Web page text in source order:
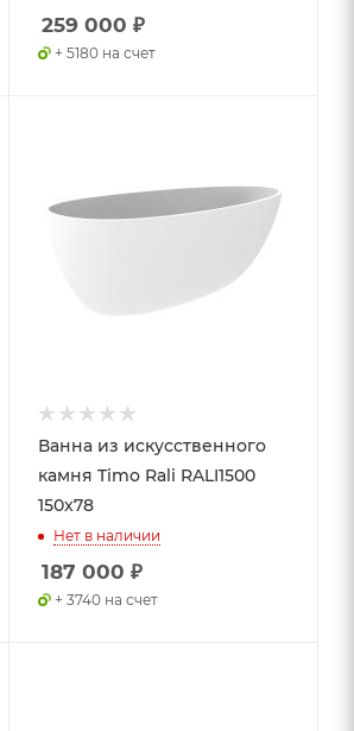
259 000 ₽
+ 5180 на счет
Ванна из искусственного
камня Timo Rali RALI1500
150x78
Нет в наличии
187 000 ₽
+ 3740 на счет